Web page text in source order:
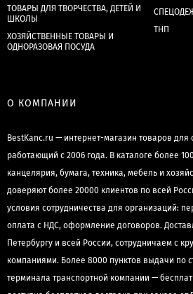
ТОВАРЫ ДЛЯ ТВОРЧЕСТВА, ДЕТЕЙ И
ШКОЛЫ
ХОЗЯЙСТВЕННЫЕ ТОВАРЫ И
ОДНОРАЗОВАЯ ПОСУДА
ТНП
О КОМПАНИИ
BestKanc.ru — интернет-магазин товаров
работающий с 2006 года. В каталоге более
канцелярия, бумага, техника, мебель и
доверяют более 20000 клиентов по всей
условия сотрудничества для организаций:
оплата с НДС, оформление договоров.
Петербургу и всей России, сотрудничаем с
компаниями. Более 8000 пунктов выдачи по
терминала транспортной компании —